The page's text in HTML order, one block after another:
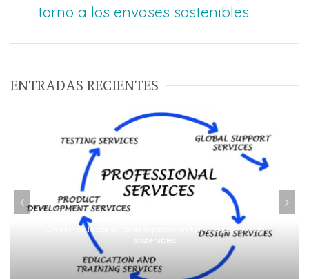
torno a los envases sostenibles
ENTRADAS RECIENTES
El valor de la consulta de expertos en torno a los envases
sostenibles